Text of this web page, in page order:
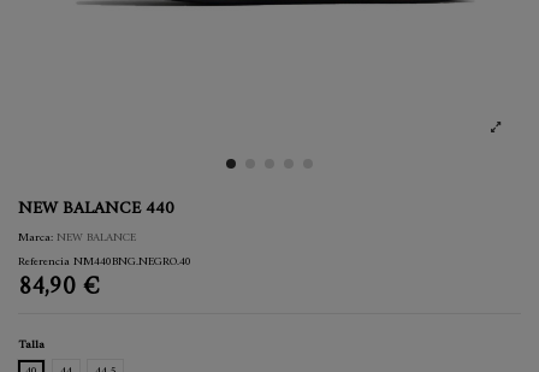
NEW BALANCE 440
Marca: NEW BALANCE
ReferenciaNM440BNG.NEGRO.40
84,90 €
Talla